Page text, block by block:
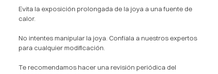
Evita la exposición prolongada de la joya a una fuente de
calor.
No intentes manipular la joya. Confíala a nuestros expertos
para cualquier modificación.
Te recomendamos hacer una revisión periódica del